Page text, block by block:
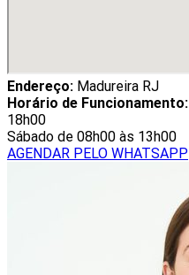
Endereço: Madureira RJ
Horário de Funcionamento:
18h00
Sábado de 08h00 às 13h00
AGENDAR PELO WHATSAPP